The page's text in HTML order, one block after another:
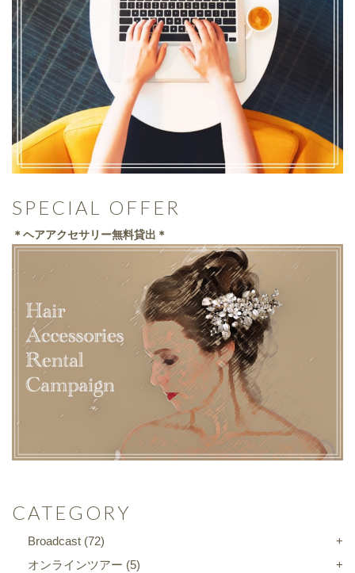
SPECIAL OFFER
＊ヘアアクセサリー無料貸出＊
CATEGORY
Broadcast (72)
オンラインツアー (5)